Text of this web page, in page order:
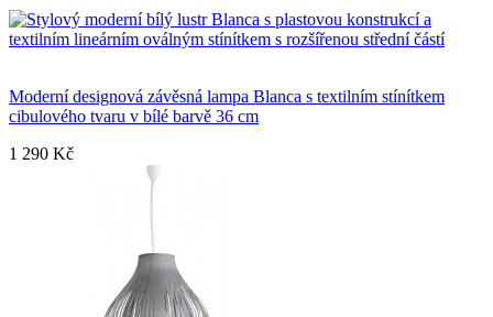
Moderní designová závěsná lampa Blanca s textilním stínítkem
cibulového tvaru v bílé barvě 36 cm
1 290 Kč